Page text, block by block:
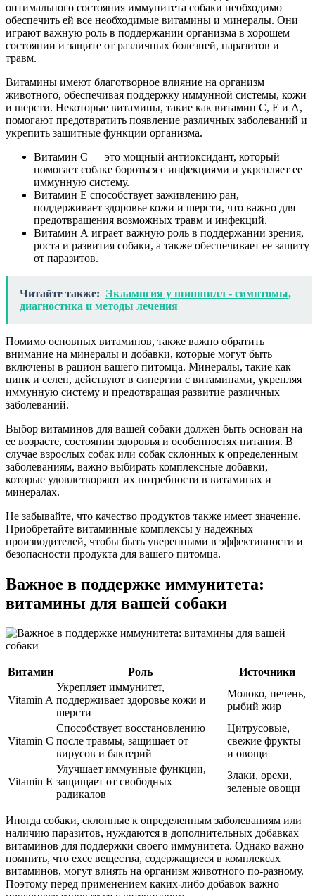
оптимального состояния иммунитета собаки необходимо
обеспечить ей все необходимые витамины и минералы. Они
играют важную роль в поддержании организма в хорошем
состоянии и защите от различных болезней, паразитов и
травм.
Витамины имеют благотворное влияние на организм
животного, обеспечивая поддержку иммунной системы, кожи
и шерсти. Некоторые витамины, такие как витамин С, Е и А,
помогают предотвратить появление различных заболеваний и
укрепить защитные функции организма.
Витамин С — это мощный антиоксидант, который
помогает собаке бороться с инфекциями и укрепляет ее
иммунную систему.
Витамин Е способствует заживлению ран,
поддерживает здоровье кожи и шерсти, что важно для
предотвращения возможных травм и инфекций.
Витамин А играет важную роль в поддержании зрения,
роста и развития собаки, а также обеспечивает ее защиту
от паразитов.
Читайте также: Эклампсия у шиншилл - симптомы,
диагностика и методы лечения
Помимо основных витаминов, также важно обратить
внимание на минералы и добавки, которые могут быть
включены в рацион вашего питомца. Минералы, такие как
цинк и селен, действуют в синергии с витаминами, укрепляя
иммунную систему и предотвращая развитие различных
заболеваний.
Выбор витаминов для вашей собаки должен быть основан на
ее возрасте, состоянии здоровья и особенностях питания. В
случае взрослых собак или собак склонных к определенным
заболеваниям, важно выбирать комплексные добавки,
которые удовлетворяют их потребности в витаминах и
минералах.
Не забывайте, что качество продуктов также имеет значение.
Приобретайте витаминные комплексы у надежных
производителей, чтобы быть уверенными в эффективности и
безопасности продукта для вашего питомца.
Важное в поддержке иммунитета:
витамины для вашей собаки
Витамин Роль Источники
Vitamin A
Укрепляет иммунитет,
поддерживает здоровье кожи и
шерсти
Молоко, печень,
рыбий жир
Vitamin C
Способствует восстановлению
после травмы, защищает от
вирусов и бактерий
Цитрусовые,
свежие фрукты
и овощи
Vitamin E
Улучшает иммунные функции,
защищает от свободных
радикалов
Злаки, орехи,
зеленые овощи
Иногда собаки, склонные к определенным заболеваниям или
наличию паразитов, нуждаются в дополнительных добавках
витаминов для поддержки своего иммунитета. Однако важно
помнить, что exсе вещества, содержащиеся в комплексах
витаминов, могут влиять на организм животного по-разному.
Поэтому перед применением каких-либо добавок важно